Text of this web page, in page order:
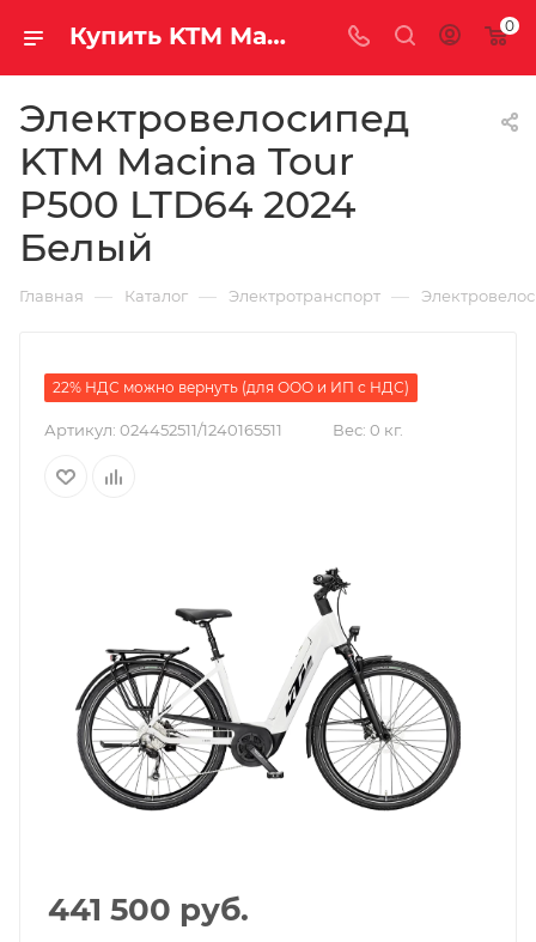
Купить KTM Macina Tour P500 LTD64 2024 Белый за рублей, а со скидкой 0
Электровелосипед
KTM Macina Tour
P500 LTD64 2024
Белый
Главная — Каталог — Электротранспорт —
22% НДС можно вернуть (для ООО и ИП с НДС)
Артикул: 024452511/1240165511 Вес: 0 кг.
441 500 руб.